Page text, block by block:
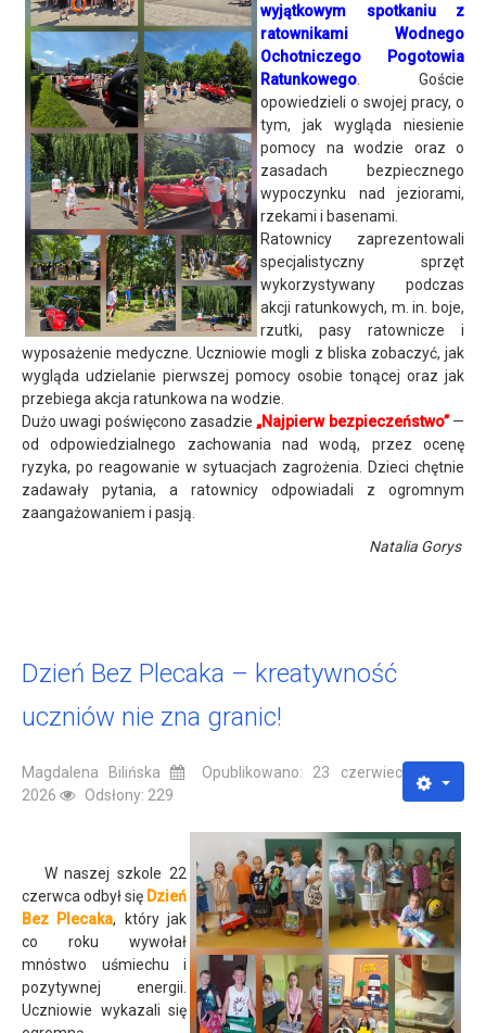
wyjątkowym spotkaniu z
ratownikami Wodnego
Ochotniczego Pogotowia
Ratunkowego . Goście
opowiedzieli o swojej pracy, o
tym, jak wygląda niesienie
pomocy na wodzie oraz o
zasadach bezpiecznego
wypoczynku nad jeziorami,
rzekami i basenami.
Ratownicy zaprezentowali
specjalistyczny sprzęt
wykorzystywany podczas
akcji ratunkowych, m. in. boje,
rzutki, pasy ratownicze i
wyposażenie medyczne. Uczniowie mogli z bliska zobaczyć, jak
wygląda udzielanie pierwszej pomocy osobie tonącej oraz jak
przebiega akcja ratunkowa na wodzie.
Dużo uwagi poświęcono zasadzie „Najpierw bezpieczeństwo”—
od odpowiedzialnego zachowania nad wodą, przez ocenę
ryzyka, po reagowanie w sytuacjach zagrożenia. Dzieci chętnie
zadawały pytania, a ratownicy odpowiadali z ogromnym
zaangażowaniem i pasją.
Natalia Gorys
Dzień Bez Plecaka – kreatywność
uczniów nie zna granic!
Magdalena Bilińska
Opublikowano: 23 czerwiec
2026
Odsłony: 229
W naszej szkole 22
czerwca odbył się Dzień
Bez Plecaka, który jak
co roku wywołał
mnóstwo uśmiechu i
pozytywnej energii.
Uczniowie wykazali się